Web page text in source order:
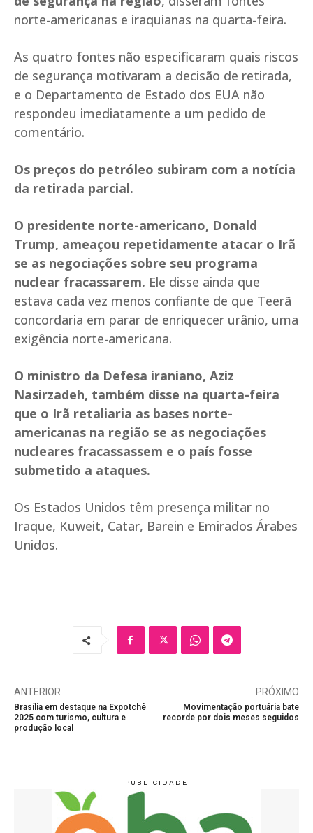
norte-americanas e iraquianas na quarta-feira.
As quatro fontes não especificaram quais riscos
de segurança motivaram a decisão de retirada,
e o Departamento de Estado dos EUA não
respondeu imediatamente a um pedido de
comentário.
Os preços do petróleo subiram com a notícia
da retirada parcial.
O presidente norte-americano, Donald
Trump, ameaçou repetidamente atacar o Irã
se as negociações sobre seu programa
nuclear fracassarem. Ele disse ainda que
estava cada vez menos confiante de que Teerã
concordaria em parar de enriquecer urânio, uma
exigência norte-americana.
O ministro da Defesa iraniano, Aziz
Nasirzadeh, também disse na quarta-feira
que o Irã retaliaria as bases norte-
americanas na região se as negociações
nucleares fracassassem e o país fosse
submetido a ataques.
Os Estados Unidos têm presença militar no
Iraque, Kuweit, Catar, Barein e Emirados Árabes
Unidos.
ANTERIOR
Brasília em destaque na Expotchê
2025 com turismo, cultura e
produção local
PRÓXIMO
Movimentação portuária bate
recorde por dois meses seguidos